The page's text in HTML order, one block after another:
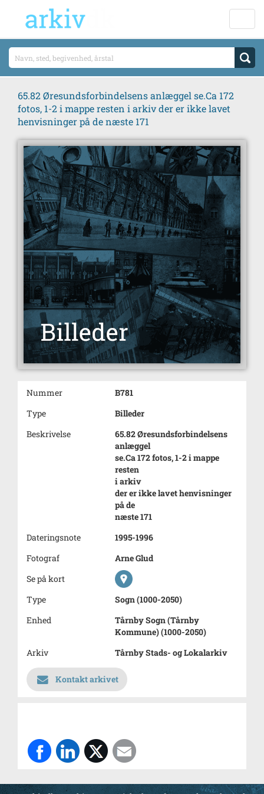
65.82 Øresundsforbindelsens anlæggel se.Ca 172
fotos, 1-2 i mappe resten i arkiv der er ikke lavet
henvisninger på de næste 171
Nummer
B781
Type
Billeder
Beskrivelse
65.82 Øresundsforbindelsens
anlæggel
se.Ca 172 fotos, 1-2 i mappe
resten
i arkiv
der er ikke lavet henvisninger
på de
næste 171
Dateringsnote
1995-1996
Fotograf
Arne Glud
Se på kort
Type
Sogn (1000-2050)
Enhed
Tårnby Sogn (Tårnby
Kommune) (1000-2050)
Arkiv
Tårnby Stads- og Lokalarkiv
Kontakt arkivet